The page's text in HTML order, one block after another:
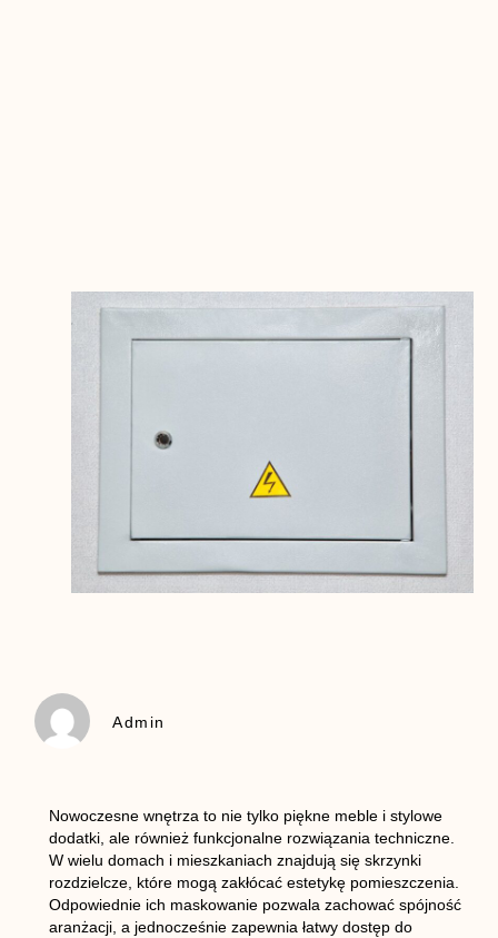
Admin
Nowoczesne wnętrza to nie tylko piękne meble i stylowe
dodatki, ale również funkcjonalne rozwiązania techniczne.
W wielu domach i mieszkaniach znajdują się skrzynki
rozdzielcze, które mogą zakłócać estetykę pomieszczenia.
Odpowiednie ich maskowanie pozwala zachować spójność
aranżacji, a jednocześnie zapewnia łatwy dostęp do